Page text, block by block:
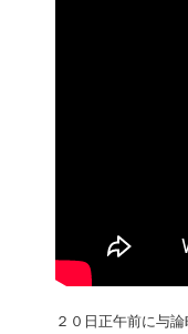
２０日正午前に与